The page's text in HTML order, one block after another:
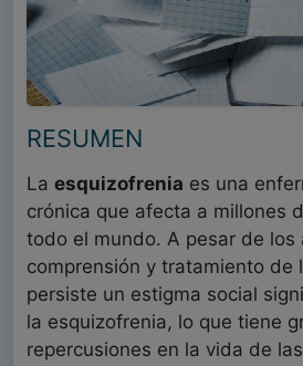
RESUMEN
La esquizofrenia es una
crónica que afecta a millones
todo el mundo. A pesar de los
comprensión y tratamiento de
persiste un estigma social
la esquizofrenia, lo que tiene
repercusiones en la vida de